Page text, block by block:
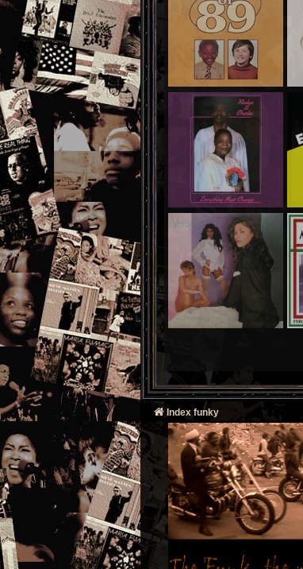
Index funky